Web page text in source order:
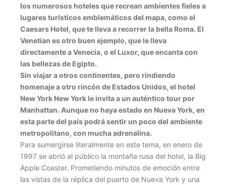
los numerosos hoteles que recrean ambientes fieles a
lugares turísticos emblemáticos del mapa, como el
Caesars Hotel, que te lleva a recorrer la bella Roma. El
Venetian es otro buen ejemplo, que le lleva
directamente a Venecia, o el Luxor, que encanta con
las bellezas de Egipto.
Sin viajar a otros continentes, pero rindiendo
homenaje a otro rincón de Estados Unidos, el hotel
New York New York le invita a un auténtico tour por
Manhattan. Aunque no haya estado en Nueva York, en
esta parte del país podrá sentir un poco del ambiente
metropolitano, con mucha adrenalina.
Para sumergirse literalmente en este tema, en enero de
1997 se abrió al público la montaña rusa del hotel, la Big
Apple Coaster. Prometiendo minutos de emoción entre
las vistas de la réplica del puerto de Nueva York y una